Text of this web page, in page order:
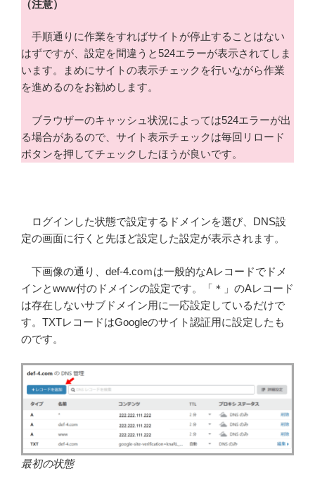
（注意）
手順通りに作業をすればサイトが停止することはない
はずですが、設定を間違うと524エラーが表示されてしま
います。まめにサイトの表示チェックを行いながら作業
を進めるのをお勧めします。
ブラウザーのキャッシュ状況によっては524エラーが出
る場合があるので、サイト表示チェックは毎回リロード
ボタンを押してチェックしたほうが良いです。
ログインした状態で設定するドメインを選び、DNS設
定の画面に行くと先ほど設定した設定が表示されます。
下画像の通り、def-4.coｍは一般的なAレコードでドメ
インとwww付のドメインの設定です。「＊」のAレコード
は存在しないサブドメイン用に一応設定しているだけで
す。TXTレコードはGoogleのサイト認証用に設定したも
のです。
最初の状態